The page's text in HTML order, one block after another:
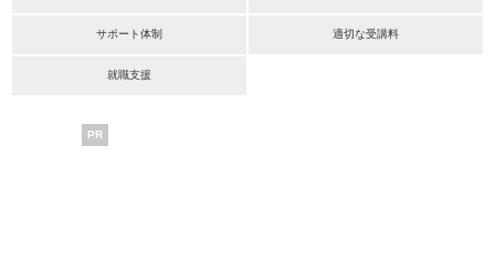
サポート体制 適切な受講料
就職支援
PR